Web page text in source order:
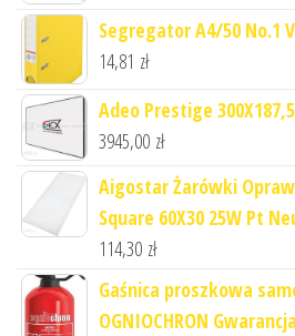
Segregator A4/50 No.1
14,81 zł
Adeo Prestige
3945,00 zł
Aigostar Żarówki
Square 60X30 25W Pt
114,30 zł
Gaśnica proszkowa
OGNIOCHRON